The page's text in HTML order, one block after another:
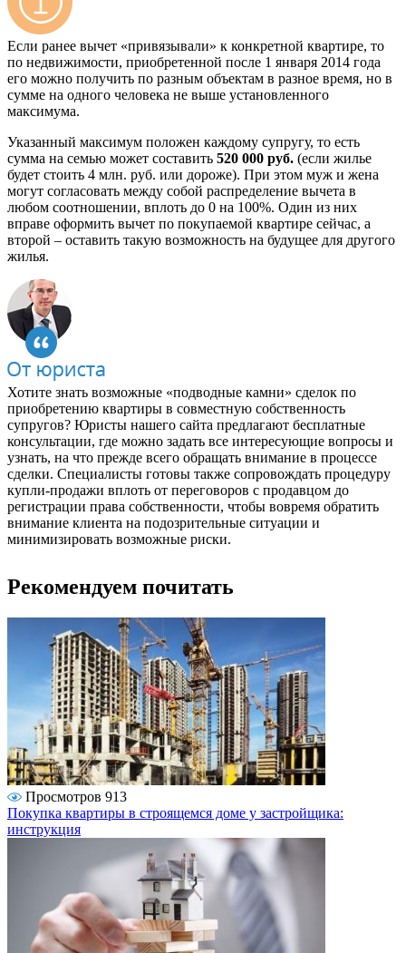
Если ранее вычет «привязывали» к конкретной квартире, то
по недвижимости, приобретенной после 1 января 2014 года
его можно получить по разным объектам в разное время, но в
сумме на одного человека не выше установленного
максимума.
Указанный максимум положен каждому супругу, то есть
сумма на семью может составить 520 000 руб. (если жилье
будет стоить 4 млн. руб. или дороже). При этом муж и жена
могут согласовать между собой распределение вычета в
любом соотношении, вплоть до 0 на 100%. Один из них
вправе оформить вычет по покупаемой квартире сейчас, а
второй – оставить такую возможность на будущее для другого
жилья.
Хотите знать возможные «подводные камни» сделок по
приобретению квартиры в совместную собственность
супругов? Юристы нашего сайта предлагают бесплатные
консультации, где можно задать все интересующие вопросы и
узнать, на что прежде всего обращать внимание в процессе
сделки. Специалисты готовы также сопровождать процедуру
купли-продажи вплоть от переговоров с продавцом до
регистрации права собственности, чтобы вовремя обратить
внимание клиента на подозрительные ситуации и
минимизировать возможные риски.
Рекомендуем почитать
Просмотров 913
Покупка квартиры в строящемся доме у застройщика:
инструкция